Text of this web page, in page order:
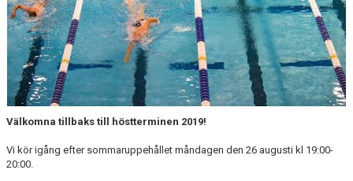
Välkomna tillbaks till höstterminen 2019!
Vi kör igång efter sommaruppehållet måndagen den 26 augusti kl 19:00-
20:00.